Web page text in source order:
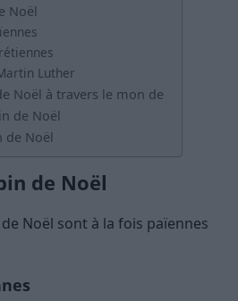
Noël
Luther
Noël à travers le mon de
de Noël
de Noël
de Noël
Noël sont à la fois païennes